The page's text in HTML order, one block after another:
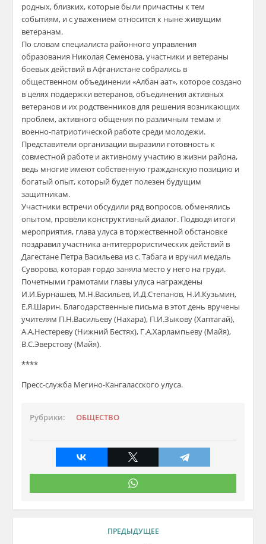
родных, близких, которые были причастны к тем
событиям, и с уважением относится к ныне живущим
ветеранам.
По словам специалиста районного управления
образования Николая Семенова, участники и ветераны
боевых действий в Афганистане собрались в
общественном объединении «Албан аат», которое создано
в целях поддержки ветеранов, объединения активных
ветеранов и их родственников для решения возникающих
проблем, активного общения по различным темам и
военно-патриотической работе среди молодежи.
Представители организации выразили готовность к
совместной работе и активному участию в жизни района,
ведь многие имеют собственную гражданскую позицию и
богатый опыт, который будет полезен будущим
защитникам.
Участники встречи обсудили ряд вопросов, обменялись
опытом, провели конструктивный диалог. Подводя итоги
мероприятия, глава улуса в торжественной обстановке
поздравил участника антитеррористических действий в
Дагестане Петра Васильева из с. Табага и вручил медаль
Суворова, которая гордо заняла место у него на груди.
Почетными грамотами главы улуса награждены
И.И.Бурнашев, М.Н.Васильев, И.Д.Степанов, Н.И.Кузьмин,
Е.Я.Шарин. Благодарственные письма в этот день вручены
учителям П.Н.Васильеву (Нахара), П.И.Зыкову (Хаптагай),
А.А.Нестереву (Нижний Бестях), Г.А.Харлампьеву (Майя),
В.С.Эверстову (Майя).
****
Пресс-служба Мегино-Кангаласского улуса.
Рубрики: ОБЩЕСТВО
ПРЕДЫДУЩЕЕ